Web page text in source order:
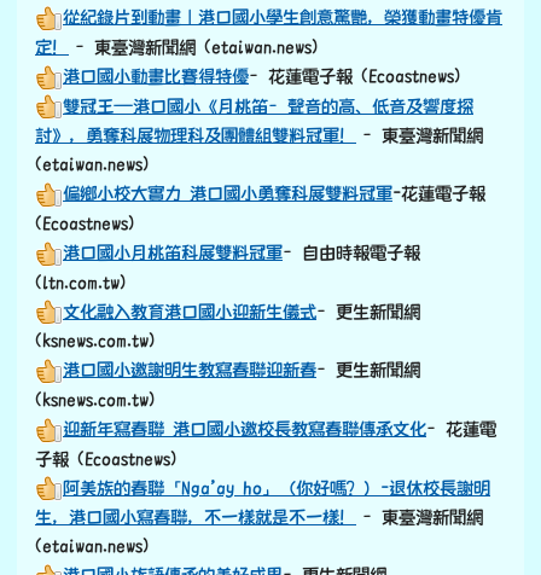
從紀錄片到動畫｜港口國小學生創意驚艷，榮獲動畫特優肯
定！
–東臺灣新聞網 (etaiwan.news)
港口國小動畫比賽得特優–花蓮電子報 (Ecoastnews)
雙冠王—港口國小《月桃笛–聲音的高、低音及響度探
討》，勇奪科展物理科及團體組雙料冠軍！
–東臺灣新聞網
(etaiwan.news)
偏鄉小校大實力 港口國小勇奪科展雙料冠軍-花蓮電子報
(Ecoastnews)
港口國小月桃笛科展雙料冠軍–自由時報電子報
(ltn.com.tw)
文化融入教育港口國小迎新生儀式–更生新聞網
(ksnews.com.tw)
港口國小邀謝明生教寫春聯迎新春–更生新聞網
(ksnews.com.tw)
迎新年寫春聯 港口國小邀校長教寫春聯傳承文化–花蓮電
子報 (Ecoastnews)
阿美族的春聯「Nga’ay ho」（你好嗎？）-退休校長謝明
生，港口國小寫春聯，不一樣就是不一樣！
–東臺灣新聞網
(etaiwan.news)